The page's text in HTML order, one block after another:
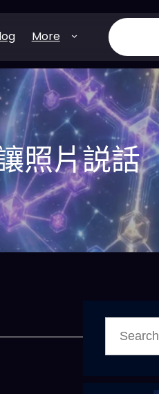
More
搜
尋
照片説話